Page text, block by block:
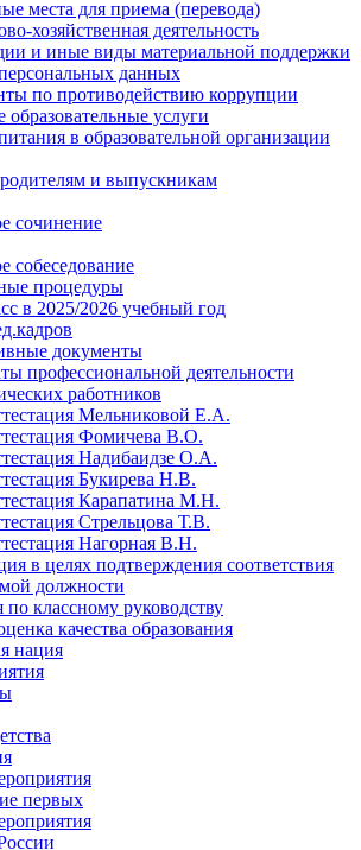
места для приема (перевода)
хозяйственная деятельность
и иные виды материальной поддержки
данных
по противодействию коррупции
услуги
в образовательной организации
и выпускникам
сочинение
собеседование
процедуры
в 2025/2026 учебный год
документы
профессиональной деятельности
работников
Мельниковой Е.А.
Фомичева В.О.
Надибаидзе О.А.
Букирева Н.В.
Карапатина М.Н.
Стрельцова Т.В.
Нагорная В.Н.
в целях подтверждения соответствия
должности
по классному руководству
качества образования
нация
первых